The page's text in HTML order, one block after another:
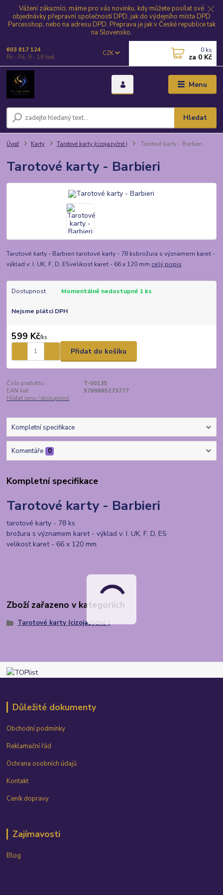
Vážení zákazníci, máme pro vás novinku, kdy můžete posílat své
objednávky přepravní společností DPD, jak do výdejního místa DPD
Parcesshop, nebo na adresu DPD. Přeprava je jak v České republice tak
na Slovensko.
Menu
CZK
Hledat
603 817 124
Po - Pá, 9 - 18 hod.
0 ks
za 0 Kč
Úvod Karty Tarotové karty (cizojazyčné ) Tarotové karty - Barbieri
Tarotové karty - Barbieri
Tarotové karty - Barbieri tarotové karty - 78 ksbrožura s významem karet -
výklad v: I, UK, F, D, ESvelikost karet - 66 x 120 mm celý popis
Dostupnost Momentálně nedostupné 1 ks
Nejsme plátci DPH
599 Kč/ks
Přidat do košíku
Číslo produktu:
T-00135
EAN kód:
9788865273777
Hlídat cenu / dostupnost
Kompletní specifikace
Komentáře 0
Kompletní specifikace
Tarotové karty - Barbieri
tarotové karty - 78 ks
brožura s významem karet - výklad v: I, UK, F, D, ES
velikost karet - 66 x 120 mm
Zboží zařazeno v kategoriích
Tarotové karty (cizojazyčné )
Důležité dokumenty
Obchodní podmínky
Reklamační řád
Ochrana osobních údajů
Kontakt
Ceník dopravy
Zajímavosti
Blog